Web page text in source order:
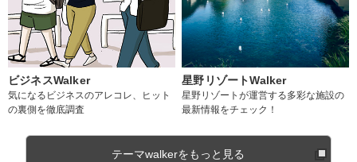
ビジネスWalker
気になるビジネスのアレコレ、ヒット
の裏側を徹底調査
星野リゾートWalker
星野リゾートが運営する多彩な施設の
最新情報をチェック！
テーマwalkerをもっと見る